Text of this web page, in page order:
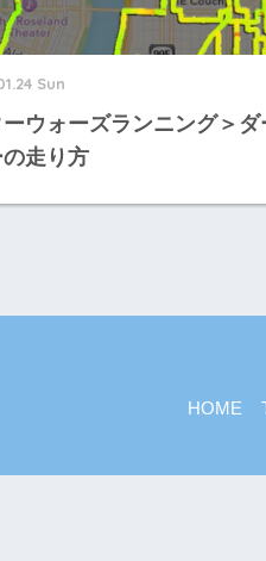
Sun
ーウォーズランニング＞ダ
走り方
HOME